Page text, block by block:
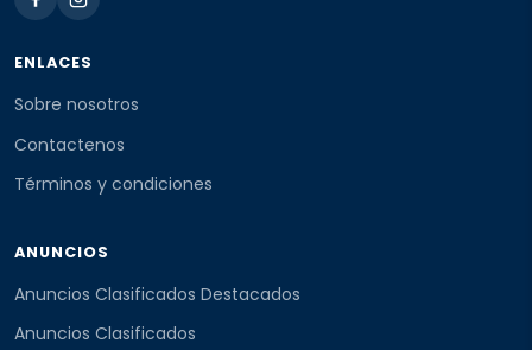
ENLACES
Sobre nosotros
Contactenos
Términos y condiciones
ANUNCIOS
Anuncios Clasificados Destacados
Anuncios Clasificados